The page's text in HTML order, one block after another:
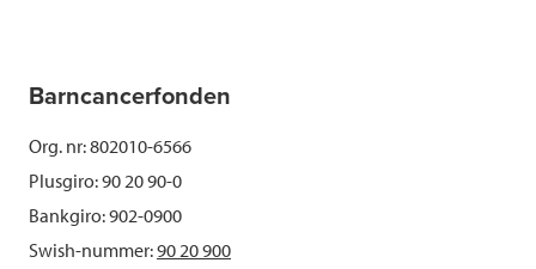
Barncancerfonden
Org. nr: 802010-6566
Plusgiro: 90 20 90-0
Bankgiro: 902-0900
Swish-nummer:90 20 900